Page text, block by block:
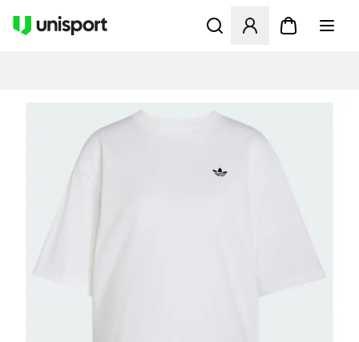
Åbner en Modal til at